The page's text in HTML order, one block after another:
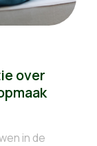
over
in de